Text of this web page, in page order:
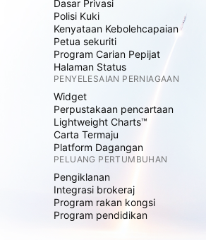
Dasar Privasi
Polisi Kuki
Kenyataan Kebolehcapaian
Petua sekuriti
Program Carian Pepijat
Halaman Status
PENYELESAIAN PERNIAGAAN
Widget
Perpustakaan pencartaan
Lightweight Charts™
Carta Termaju
Platform Dagangan
PELUANG PERTUMBUHAN
Pengiklanan
Integrasi brokeraj
Program rakan kongsi
Program pendidikan